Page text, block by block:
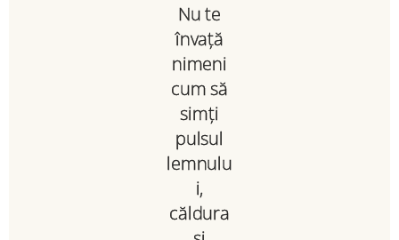
Nu te
învață
nimeni
cum să
simți
pulsul
lemnulu
i,
căldura